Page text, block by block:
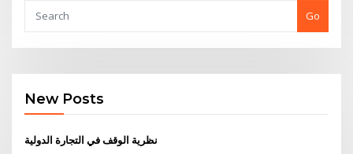
Go
New Posts
نظرية الوقف في التجارة الدولية